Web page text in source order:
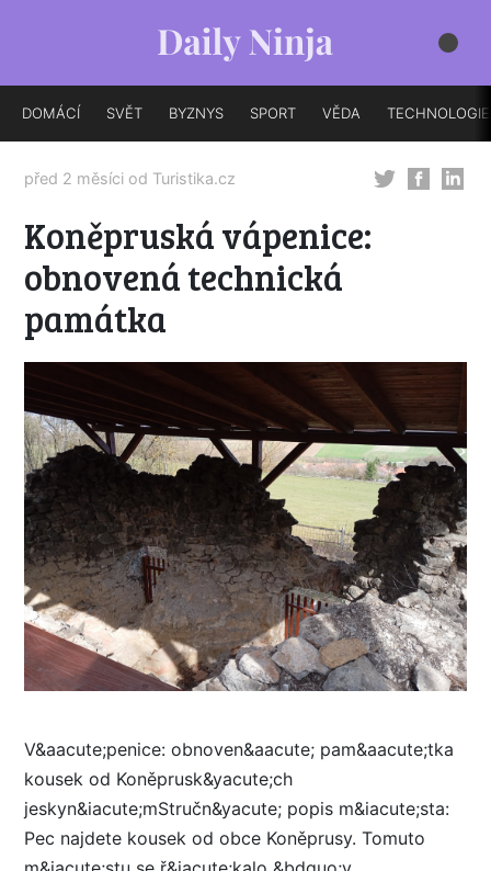
DOMÁCÍ SVĚT BYZNYS SPORT VĚDA TECHNOLOGIE
před 2 měsíci od Turistika.cz
Koněpruská vápenice:
obnovená technická
památka
V&aacute;penice: obnoven&aacute; pam&aacute;tka
kousek od Koněprusk&yacute;ch
jeskyn&iacute;mStručn&yacute; popis m&iacute;sta:
Pec najdete kousek od obce Koněprusy. Tomuto